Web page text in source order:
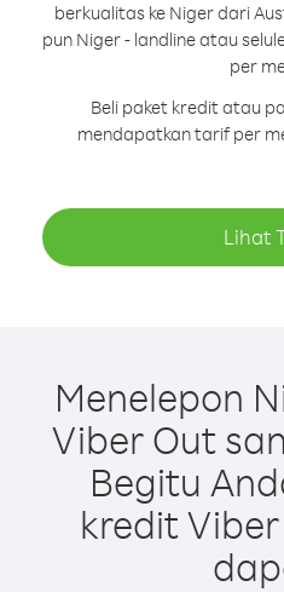
berkualitas ke Niger dari
pun Niger - landline atau
per
Beli paket kredit atau
mendapatkan tarif per
Lihat
Menelepon
Viber Out
Begitu
kredit